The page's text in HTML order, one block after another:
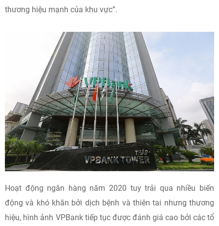
thương hiệu mạnh của khu vực”.
Hoạt động ngân hàng năm 2020 tuy trải qua nhiều biến
động và khó khăn bởi dịch bệnh và thiên tai nhưng thương
hiệu, hình ảnh VPBank tiếp tục được đánh giá cao bởi các tổ